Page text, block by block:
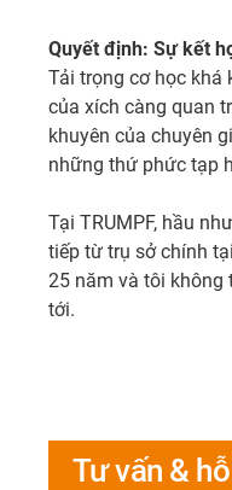
Quyết định: Sự kết
Tải trọng cơ học khá
của xích càng quan
khuyên của chuyên
những thứ phức tạp
Tại TRUMPF, hầu
tiếp từ trụ sở chính
25 năm và tôi
tới.
Tư vấn &